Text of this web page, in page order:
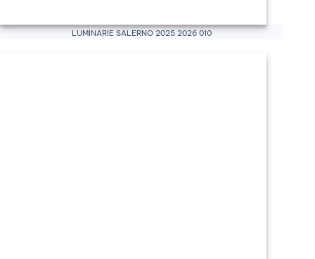
Luminarie Salerno 2025 2026 010